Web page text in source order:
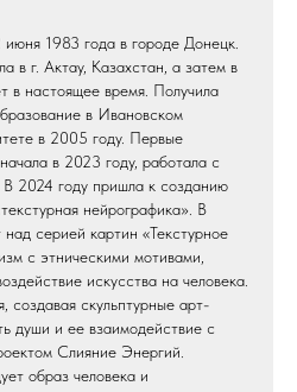
июня 1983 года в городе Донецк.
в г. Актау, Казахстан, а затем в
в настоящее время. Получила
в Ивановском
в 2005 году. Первые
в 2023 году, работала с
В 2024 году пришла к созданию
нейрографика». В
серией картин «Текстурное
с этническими мотивами,
искусства на человека.
создавая скульптурные арт-
души и ее взаимодействие с
Слияние Энергий.
образ человека и